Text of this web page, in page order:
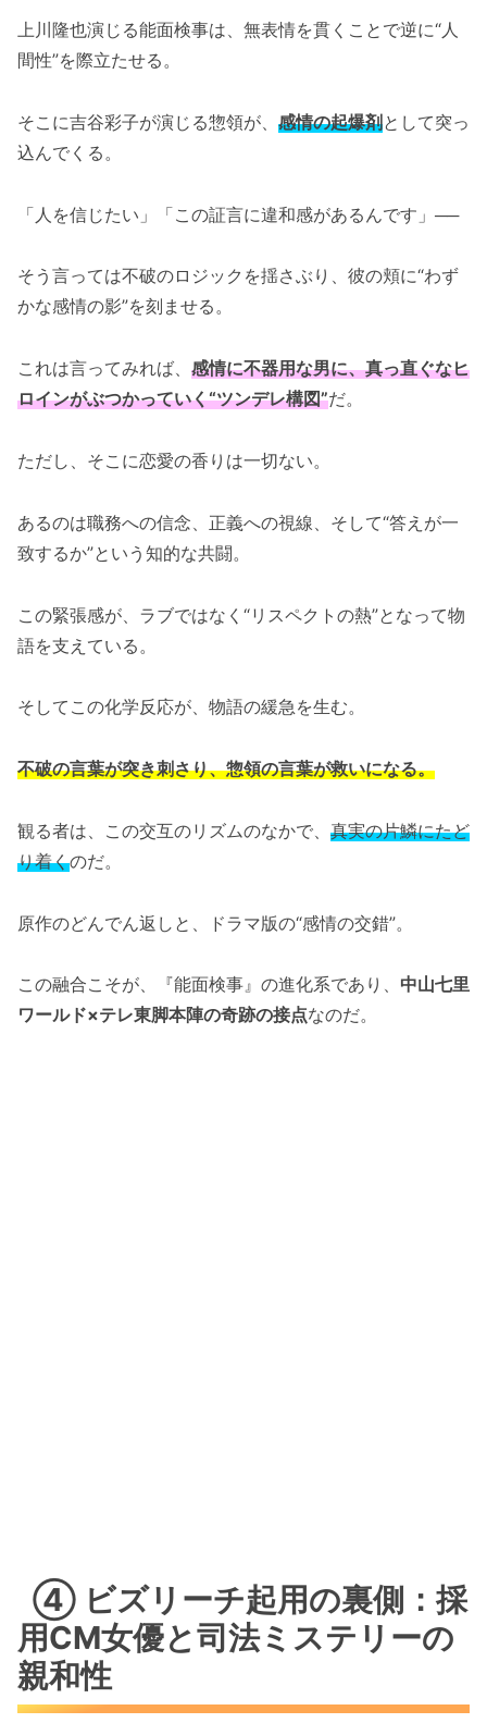
上川隆也演じる能面検事は、無表情を貫くことで逆に“人
間性”を際立たせる。
そこに吉谷彩子が演じる惣領が、 感情の起爆剤として突っ
込んでくる。
「人を信じたい」「この証言に違和感があるんです」──
そう言っては不破のロジックを揺さぶり、彼の頬に“わず
かな感情の影”を刻ませる。
これは言ってみれば、 感情に不器用な男に、真っ直ぐなヒ
ロインがぶつかっていく“ツンデレ構図”だ。
ただし、そこに恋愛の香りは一切ない。
あるのは職務への信念、正義への視線、そして“答えが一
致するか”という知的な共闘。
この緊張感が、ラブではなく“リスペクトの熱”となって物
語を支えている。
そしてこの化学反応が、物語の緩急を生む。
不破の言葉が突き刺さり、惣領の言葉が救いになる。
観る者は、この交互のリズムのなかで、 真実の片鱗にたど
り着くのだ。
原作のどんでん返しと、ドラマ版の“感情の交錯”。
この融合こそが、『能面検事』の進化系であり、 中山七里
ワールド×テレ東脚本陣の奇跡の接点なのだ。
④ ビズリーチ起用の裏側：採
用CM女優と司法ミステリーの
親和性